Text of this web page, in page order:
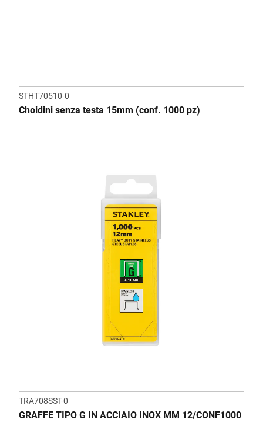
STHT70510-0
Choidini senza testa 15mm (conf. 1000 pz)
TRA708SST-0
GRAFFE TIPO G IN ACCIAIO INOX MM 12/CONF1000